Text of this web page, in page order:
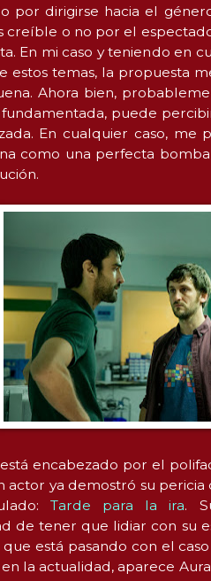
por dirigirse hacia el
creíble o no por el
En mi caso y teniendo en
estos temas, la propuesta
Ahora bien,
puede
En cualquier caso, me
como una perfecta
encabezado por el
actor ya demostró su
Tarde para la ira.
de tener que lidiar con su
está pasando con el
en la actualidad, aparece